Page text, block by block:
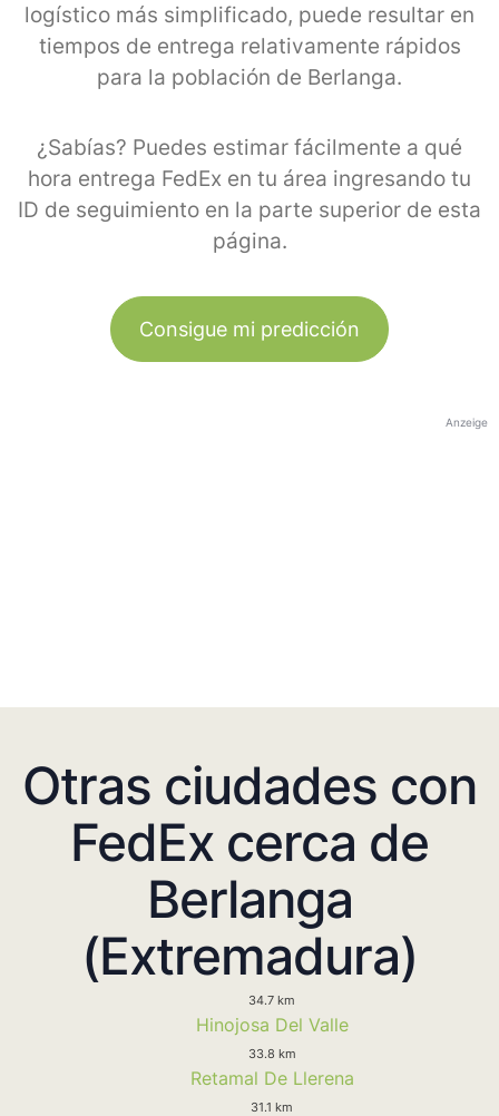
logístico más simplificado, puede resultar en
tiempos de entrega relativamente rápidos
para la población de Berlanga.
¿Sabías? Puedes estimar fácilmente a qué
hora entrega FedEx en tu área ingresando tu
ID de seguimiento en la parte superior de esta
página.
Consigue mi predicción
Anzeige
Otras ciudades con
FedEx cerca de
Berlanga
(Extremadura)
34.7 km
Hinojosa Del Valle
33.8 km
Retamal De Llerena
31.1 km